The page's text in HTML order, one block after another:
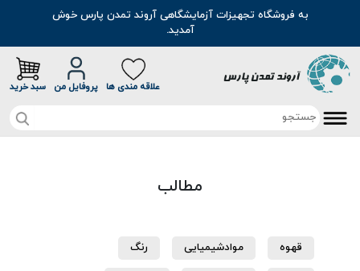
به فروشگاه تجهیزات آزمایشگاهی آروند تمدن پارس خوش
آمدید.
علاقه مندی ها پروفایل من سبد خرید
تخفیف خرید آنلاین
موادشیمیایی
مطالب
قهوه موادشیمیایی رنگ